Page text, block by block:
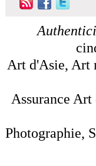
Art d'Asie, Art
Assurance
Photographie,